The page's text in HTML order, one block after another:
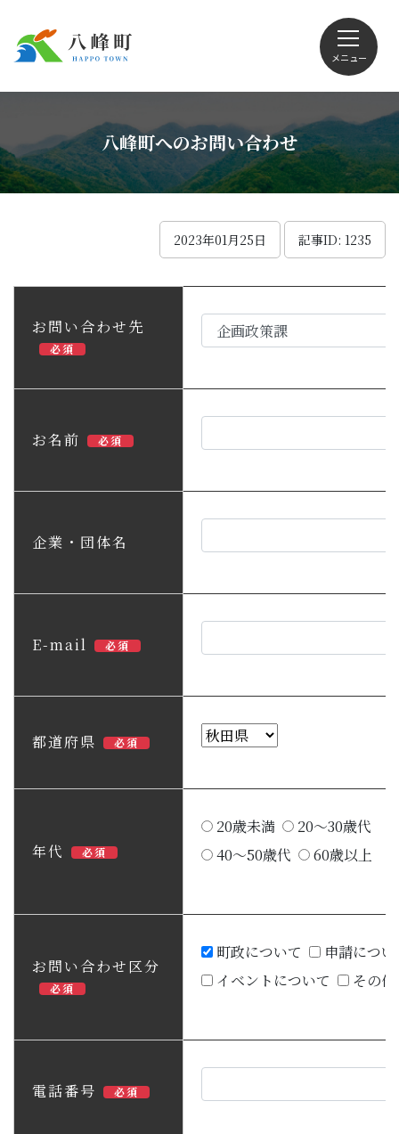
メニュー
Foreign language
観光
八峰町へのお問い合わせ
2023年01月25日 記事ID: 1235
お問い合わせ先
必須
お名前 必須
企業・団体名
E-mail 必須
都道府県 必須
年代 必須
20歳未満
20～30歳代
40～50歳代
60歳以上
お問い合わせ区分
必須
町政について
申請につ
イベントについて
その他
電話番号 必須